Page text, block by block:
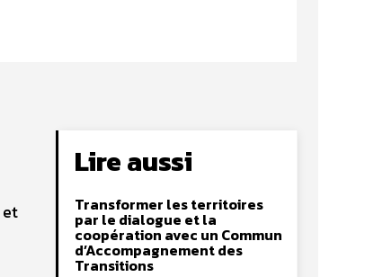
et
Lire aussi
Transformer les territoires
par le dialogue et la
coopération avec un Commun
d’Accompagnement des
Transitions